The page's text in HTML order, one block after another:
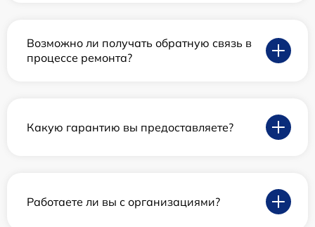
Возможно ли получать обратную связь в
процессе ремонта?
Какую гарантию вы предоставляете?
Работаете ли вы с организациями?